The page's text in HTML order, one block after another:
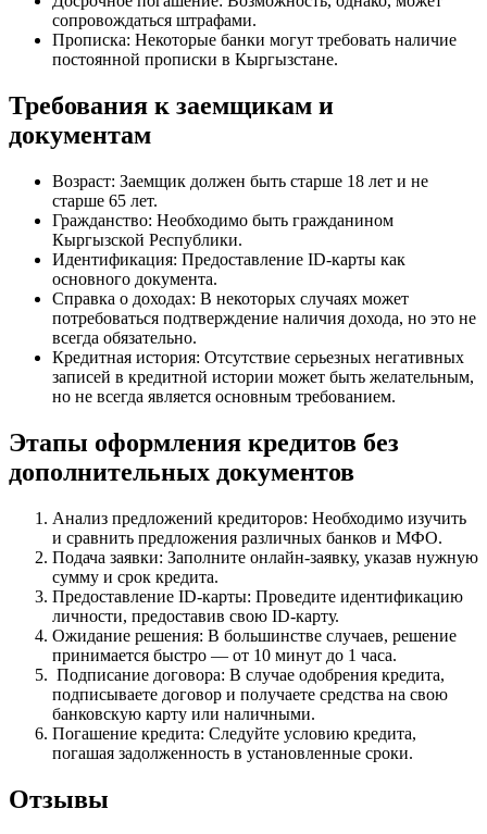
сопровождаться штрафами.
Прописка: Некоторые банки могут требовать наличие
постоянной прописки в Кыргызстане.
Требования к заемщикам и
документам
Возраст: Заемщик должен быть старше 18 лет и не
старше 65 лет.
Гражданство: Необходимо быть гражданином
Кыргызской Республики.
Идентификация: Предоставление ID-карты как
основного документа.
Справка о доходах: В некоторых случаях может
потребоваться подтверждение наличия дохода, но это не
всегда обязательно.
Кредитная история: Отсутствие серьезных негативных
записей в кредитной истории может быть желательным,
но не всегда является основным требованием.
Этапы оформления кредитов без
дополнительных документов
Анализ предложений кредиторов: Необходимо изучить
и сравнить предложения различных банков и МФО.
Подача заявки: Заполните онлайн-заявку, указав нужную
сумму и срок кредита.
Предоставление ID-карты: Проведите идентификацию
личности, предоставив свою ID-карту.
Ожидание решения: В большинстве случаев, решение
принимается быстро — от 10 минут до 1 часа.
Подписание договора: В случае одобрения кредита,
подписываете договор и получаете средства на свою
банковскую карту или наличными.
Погашение кредита: Следуйте условию кредита,
погашая задолженность в установленные сроки.
Отзывы